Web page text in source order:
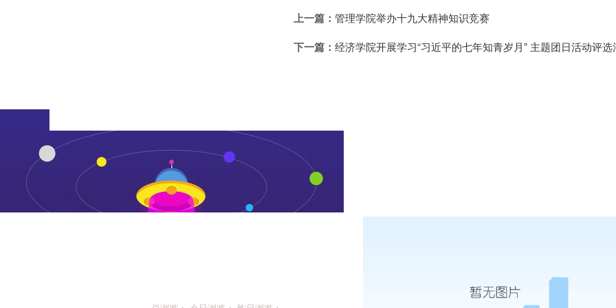
上一篇： 管理学院举办十九大精神知识竞赛
下一篇： 经济学院开展学习“习近平的七年知青岁月” 主题团日活动评选